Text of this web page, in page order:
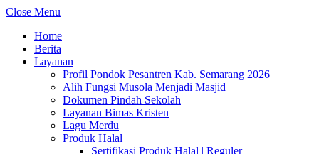
Close Menu
Home
Berita
Layanan
Profil Pondok Pesantren Kab. Semarang 2026
Alih Fungsi Musola Menjadi Masjid
Dokumen Pindah Sekolah
Layanan Bimas Kristen
Lagu Merdu
Produk Halal
Sertifikasi Produk Halal | Reguler